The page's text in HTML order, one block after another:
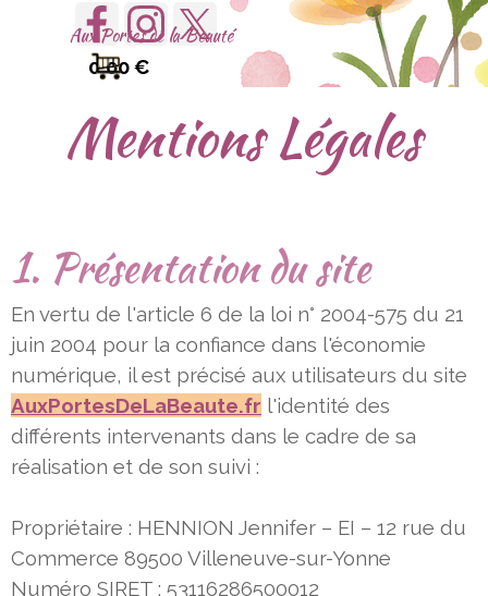
Aller au contenu
Sauter le menu
0.00 €
Aux Portes de la Beauté
Mentions Légales
1. Présentation du site
En vertu de l'article 6 de la loi n° 2004-575 du 21
juin 2004 pour la confiance dans l'économie
numérique, il est précisé aux utilisateurs du site
AuxPortesDeLaBeaute.fr l'identité des
différents intervenants dans le cadre de sa
réalisation et de son suivi :
Propriétaire : HENNION Jennifer – EI – 12 rue du
Commerce 89500 Villeneuve-sur-Yonne
Numéro SIRET : 53116286500012